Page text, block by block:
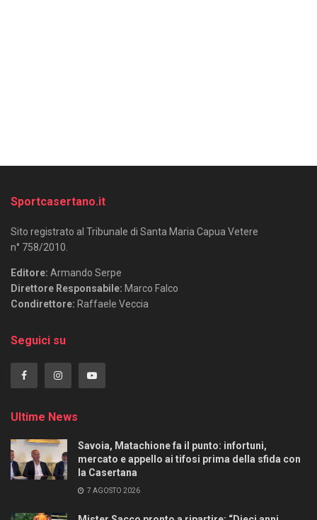
Sportcasertano.it
Sito registrato al Tribunale di Santa Maria Capua Vetere
n° 758/2010.
Editore: Armando Serpe
Direttore Responsabile: Marco Falco
Condirettore: Raffaele Veccia
Seguici su
Ultime News
Savoia, Matachione fa il punto: infortuni,
mercato e appello ai tifosi prima della sfida con
la Casertana
7 AGOSTO 2026